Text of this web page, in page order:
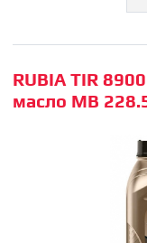
RUBIA TIR
масло MB